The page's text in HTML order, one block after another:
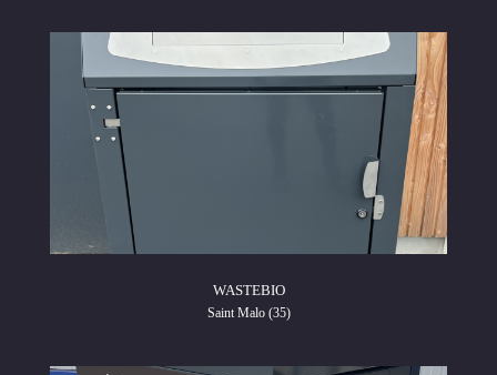
WASTEBIO
Saint Malo (35)